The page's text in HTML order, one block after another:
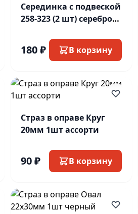
Серединка с подвеской
258-323 (2 шт) серебро/
180 ₽ В корзину
Страз в оправе Круг
20мм 1шт ассорти
90 ₽ В корзину